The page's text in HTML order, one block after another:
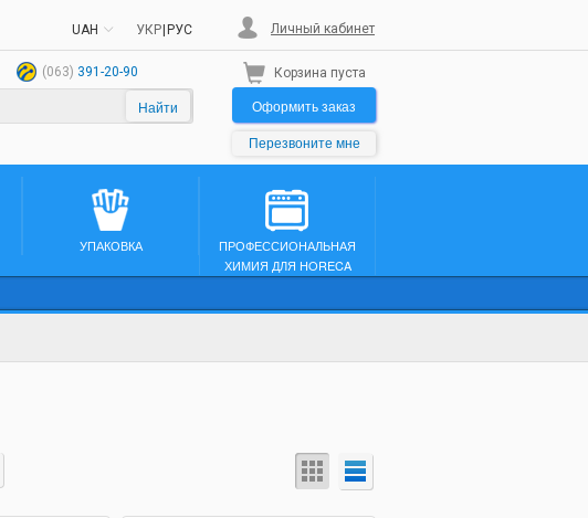
UAH РУС
УКР Личный кабинет
(063) 391-20-90
Найти
Корзина пуста
Оформить заказ
Перезвоните мне
УПАКОВКА
ПРОФЕССИОНАЛЬНАЯ
ХИМИЯ ДЛЯ HORECA